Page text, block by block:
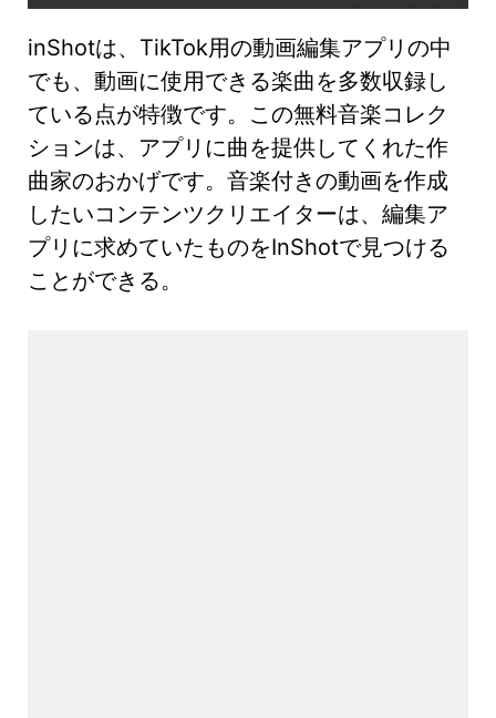
inShotは、TikTok用の動画編集アプリの中
でも、動画に使用できる楽曲を多数収録し
ている点が特徴です。この無料音楽コレク
ションは、アプリに曲を提供してくれた作
曲家のおかげです。音楽付きの動画を作成
したいコンテンツクリエイターは、編集ア
プリに求めていたものをInShotで見つける
ことができる。